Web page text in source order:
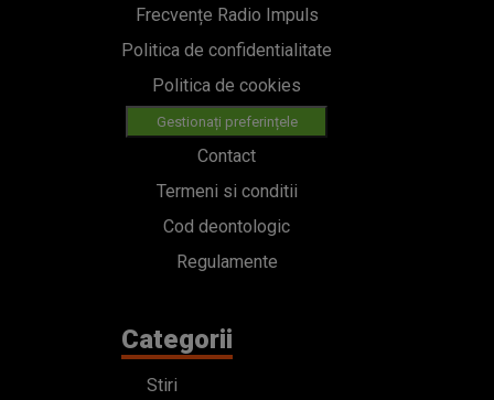
Frecvențe Radio Impuls
Politica de confidentialitate
Politica de cookies
Gestionați preferințele
Contact
Termeni si conditii
Cod deontologic
Regulamente
Categorii
Stiri